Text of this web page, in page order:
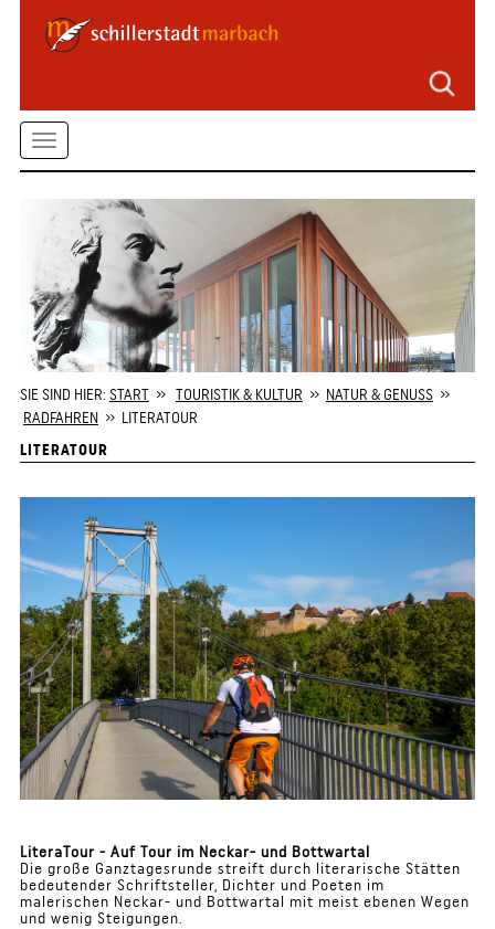
Seitenbereiche
springen
Zum
Inhalt
springen
Kontaktformular
Startseite
Toggle
SIE SIND HIER: START» TOURISTIK & KULTUR » NATUR & GENUSS»
RADFAHREN» LITERATOUR
LITERATOUR
LiteraTour - Auf Tour im Neckar- und Bottwartal
Die große Ganztagesrunde streift durch literarische Stätten
bedeutender Schriftsteller, Dichter und Poeten im
malerischen Neckar- und Bottwartal mit meist ebenen Wegen
und wenig Steigungen.